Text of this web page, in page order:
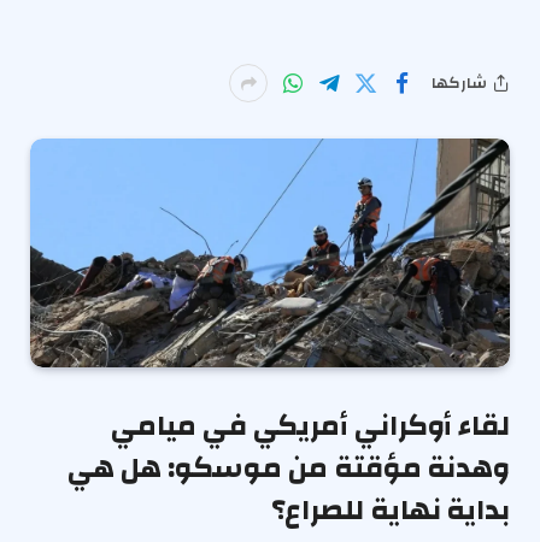
شاركها
لقاء أوكراني أمريكي في ميامي
وهدنة مؤقتة من موسكو: هل هي
بداية نهاية للصراع؟